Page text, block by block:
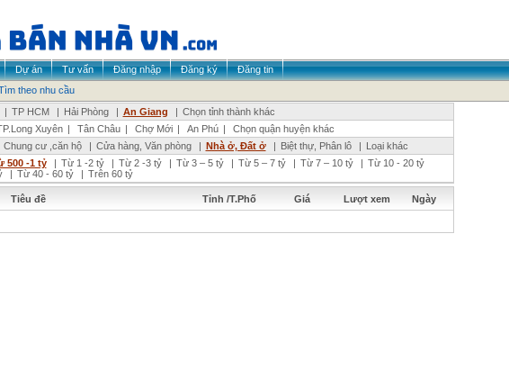
Dự án Tư vấn Đăng nhập Đăng ký
Đăng tin
theo nhu cầu
| TP HCM | Hải Phòng | An Giang | Chọn tỉnh thành khác
Xuyên | Tân Châu | Chợ Mới | An Phú |
Chọn quận huyện khác
Chung cư ,căn hộ | Cửa hàng, Văn phòng | Nhà ở, Đất ở | Biệt thự, Phân lô | Loại khác
500 -1 tỷ | Từ 1 -2 tỷ | Từ 2 -3 tỷ | Từ 3 – 5 tỷ | Từ 5 – 7 tỷ | Từ 7 – 10 tỷ | Từ 10 - 20 tỷ
| Từ 40 - 60 tỷ | Trên 60 tỷ
Tiêu đề Tỉnh /T.Phố Giá Lượt xem Ngày